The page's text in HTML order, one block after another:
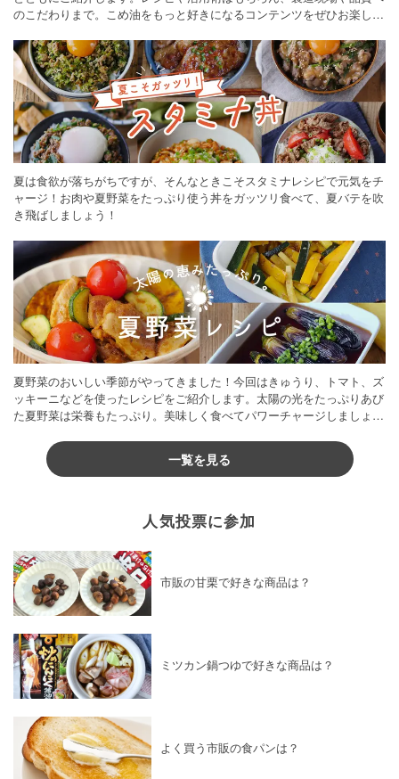
のこだわりまで。こめ油をもっと好きになるコンテンツをぜひお楽しみ
夏は食欲が落ちがちですが、そんなときこそスタミナレシピで元気をチ
ャージ！お肉や夏野菜をたっぷり使う丼をガッツリ食べて、夏バテを吹
き飛ばしましょう！
夏野菜のおいしい季節がやってきました！今回はきゅうり、トマト、ズ
ッキーニなどを使ったレシピをご紹介します。太陽の光をたっぷりあび
た夏野菜は栄養もたっぷり。美味しく食べてパワーチャージしましょう
一覧を見る
人気投票に参加
市販の甘栗で好きな商品は？
ミツカン鍋つゆで好きな商品は？
よく買う市販の食パンは？